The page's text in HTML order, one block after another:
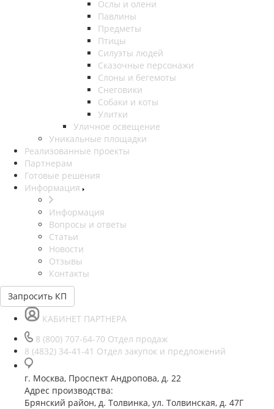
Ослы и олени
Павлины
Предметы
Птицы
Силуэты людей
Сказочные персонажи
Слоны и бегемоты
Снеговики
Собаки и коты
Улитки
Уличное освещение
Уникальные площадки
Реализованные проекты
Партнерам
Готовые решения
Информация
Информация
Вопросы и ответы
Статьи
Новости
Отзывы
Контакты
Запросить КП
КАБИНЕТ ПАРТНЕРА
8 (800) 707-64-70 Отдел продаж
8 (4832) 34-41-41 Отдел закупок и предложений
г. Москва, Проспект Андропова, д. 22
Адрес производства:
Брянский район, д. Толвинка, ул. Толвинская, д. 47Г